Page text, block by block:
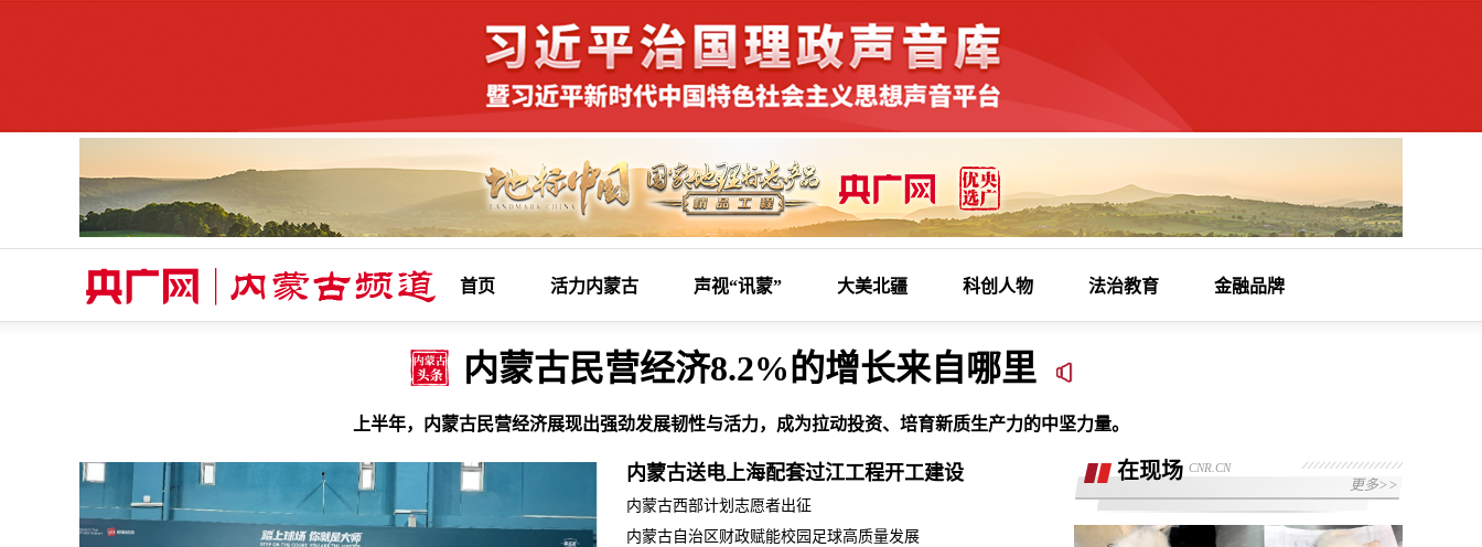
首页 活力内蒙古 声视“讯蒙” 大美北疆 科创人物 法治教育 金融品牌
内蒙古民营经济8.2%的增长来自哪里
上半年，内蒙古民营经济展现出强劲发展韧性与活力，成为拉动投资、培育新质生产力的中坚力量。
内蒙古送电上海配套过江工程开工建设
内蒙古西部计划志愿者出征
内蒙古自治区财政赋能校园足球高质量发展
在现场 CNR.CN
更多>>